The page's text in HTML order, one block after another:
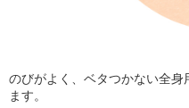
のびがよく、ベタつかない全
ます。